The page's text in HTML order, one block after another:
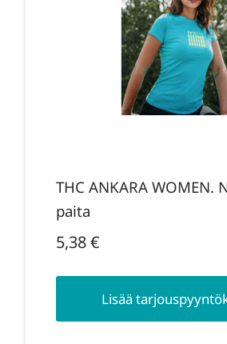
THC ANKARA WOMEN.
paita
5,38€
Lisää